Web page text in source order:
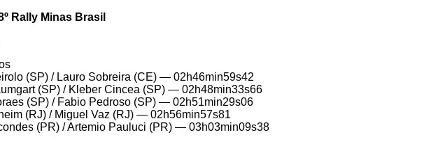
Rally Minas Brasil
(SP) / Lauro Sobreira (CE) — 02h46min59s42
(SP) / Kleber Cincea (SP) — 02h48min33s66
(SP) / Fabio Pedroso (SP) — 02h51min29s06
(RJ) / Miguel Vaz (RJ) — 02h56min57s81
(PR) / Artemio Pauluci (PR) — 03h03min09s38